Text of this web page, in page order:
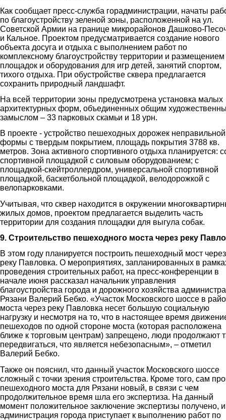
Как сообщает пресс-служба горадминистрации, начаты
по благоустройству зеленой зоны, расположенной на ул.
Советской Армии на границе микрорайонов Дашково-
и Кальное. Проектом предусматривается создание нового
объекта досуга и отдыха с выполнением работ по
комплексному благоустройству территории и размещением
площадок и оборудования для игр детей, занятий спортом,
тихого отдыха. При обустройстве сквера предлагается
сохранить природный ландшафт.
На всей территории зоны предусмотрена установка малых
архитектурных форм, объединенных общим
замыслом – 33 парковых скамьи и 18 урн.
В проекте - устройство пешеходных дорожек неправильной
формы с твердым покрытием, площадь покрытия 3788 кв.
метров. Зона активного спортивного отдыха планируется:
спортивной площадкой с силовым оборудованием; с
площадкой-скейтроллердром, универсальной спортивной
площадкой, баскетбольной площадкой, велодорожкой с
велопарковками.
Учитывая, что сквер находится в окружении
жилых домов, проектом предлагается выделить часть
территории для создания площадки для выгула собак.
9. Строительство пешеходного моста через реку
В этом году планируется построить пешеходный мост через
реку Павловка. О мероприятиях, запланированных в
проведения строительных работ, на пресс-конференции в
начале июня рассказал начальник управления
благоустройства города и дорожного хозяйства
Рязани Валерий Бебко. «Участок Московского шоссе в
моста через реку Павловка несет большую социальную
нагрузку и несмотря на то, что в настоящее время
пешеходов по одной стороне моста (которая расположена
ближе к торговым центрам) запрещено, люди продолжают
передвигаться, что является небезопасным», – отметил
Валерий Бебко.
Также он пояснил, что данный участок Московского шоссе
сложный с точки зрения строительства. Кроме того, сам
пешеходного моста для Рязани новый, в связи с чем
продолжительное время шла его экспертиза. На данный
момент положительное заключение экспертизы получено, и
администрация города приступает к выполнению работ по